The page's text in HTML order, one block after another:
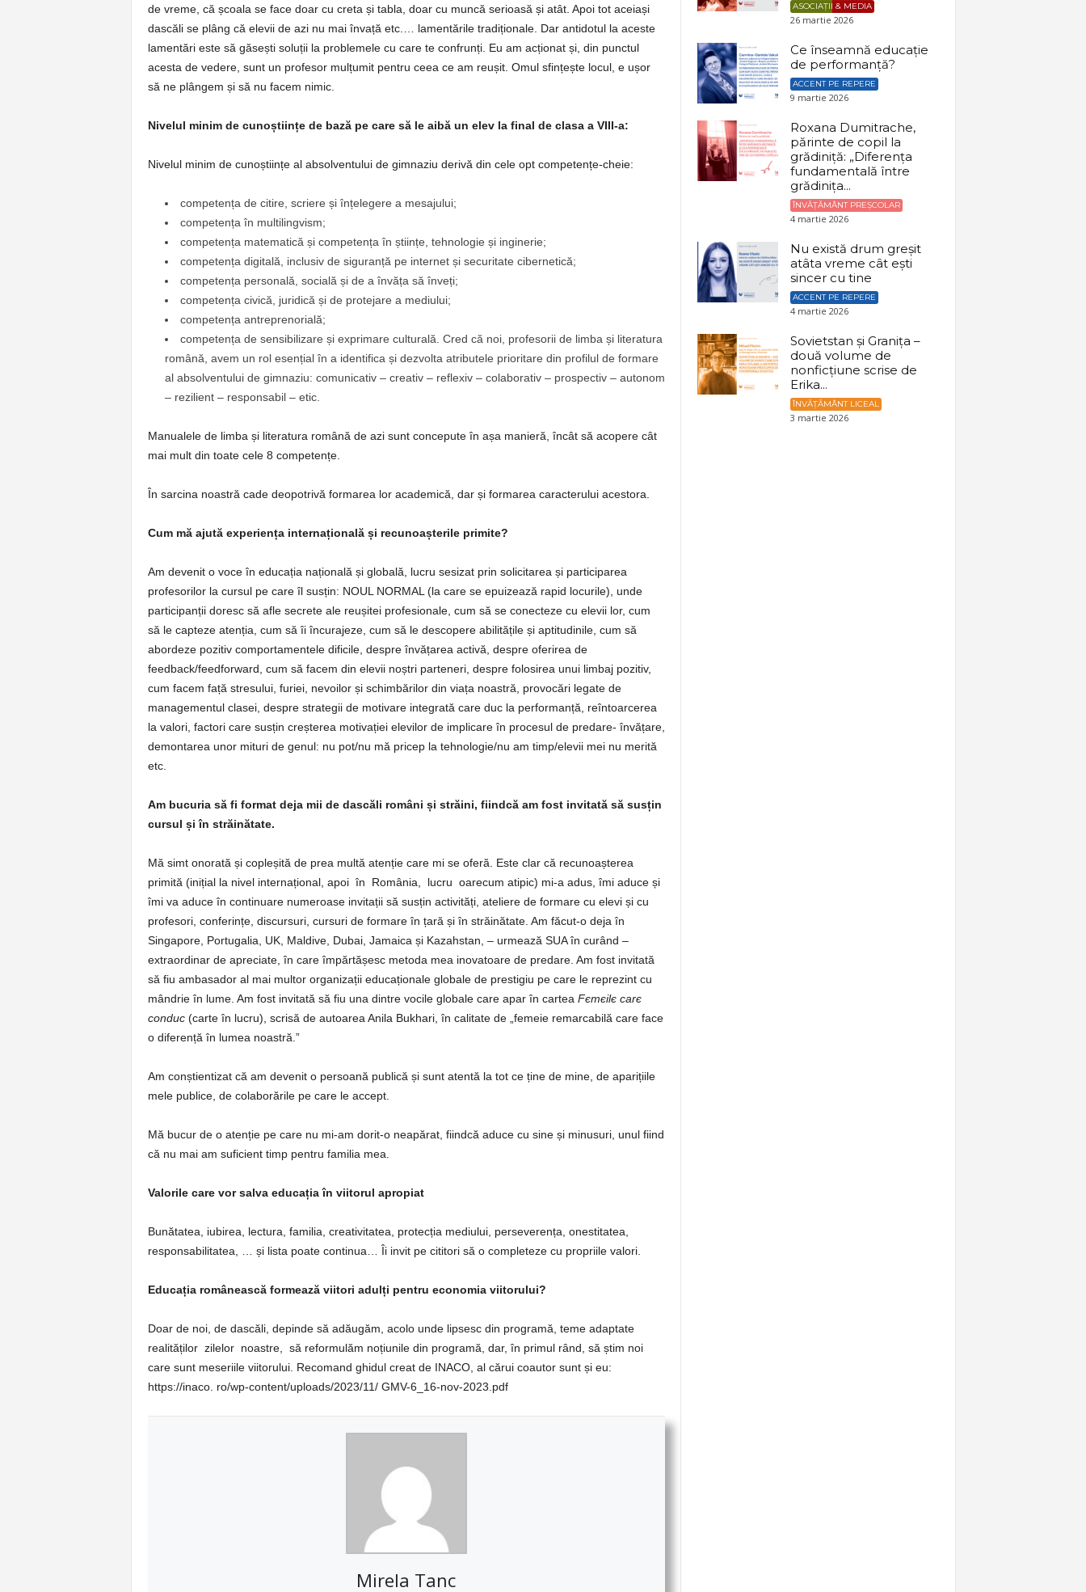
de vreme, că școala se face doar cu creta și tabla, doar cu muncă serioasă și atât. Apoi tot aceiași
dascăli se plâng că elevii de azi nu mai învață etc.… lamentările tradiționale. Dar antidotul la aceste
lamentări este să găsești soluții la problemele cu care te confrunți. Eu am acționat și, din punctul
acesta de vedere, sunt un profesor mulțumit pentru ceea ce am reușit. Omul sfințește locul, e ușor
să ne plângem și să nu facem nimic.
Nivelul minim de cunoștiințe de bază pe care să le aibă un elev la final de clasa a VIII-a:
Nivelul minim de cunoștiințe al absolventului de gimnaziu derivă din cele opt competențe-cheie:
competența de citire, scriere și înțelegere a mesajului;
competența în multilingvism;
competența matematică și competența în științe, tehnologie și inginerie;
competența digitală, inclusiv de siguranță pe internet și securitate cibernetică;
competența personală, socială și de a învăța să înveți;
competența civică, juridică și de protejare a mediului;
competența antreprenorială;
competența de sensibilizare și exprimare culturală. Cred că noi, profesorii de limba și literatura
română, avem un rol esențial în a identifica și dezvolta atributele prioritare din profilul de formare
al absolventului de gimnaziu: comunicativ – creativ – reflexiv – colaborativ – prospectiv – autonom
– rezilient – responsabil – etic.
Manualele de limba și literatura română de azi sunt concepute în așa manieră, încât să acopere cât
mai mult din toate cele 8 competențe.
În sarcina noastră cade deopotrivă formarea lor academică, dar și formarea caracterului acestora.
Cum mă ajută experiența internațională și recunoașterile primite?
Am devenit o voce în educația națională și globală, lucru sesizat prin solicitarea și participarea
profesorilor la cursul pe care îl susțin: NOUL NORMAL (la care se epuizează rapid locurile), unde
participanții doresc să afle secrete ale reușitei profesionale, cum să se conecteze cu elevii lor, cum
să le capteze atenția, cum să îi încurajeze, cum să le descopere abilitățile și aptitudinile, cum să
abordeze pozitiv comportamentele dificile, despre învățarea activă, despre oferirea de
feedback/feedforward, cum să facem din elevii noștri parteneri, despre folosirea unui limbaj pozitiv,
cum facem față stresului, furiei, nevoilor și schimbărilor din viața noastră, provocări legate de
managementul clasei, despre strategii de motivare integrată care duc la performanță, reîntoarcerea
la valori, factori care susțin creșterea motivației elevilor de implicare în procesul de predare- învățare,
demontarea unor mituri de genul: nu pot/nu mă pricep la tehnologie/nu am timp/elevii mei nu merită
etc.
Am bucuria să fi format deja mii de dascăli români și străini, fiindcă am fost invitată să susțin
cursul și în străinătate.
Mă simt onorată și copleșită de prea multă atenție care mi se oferă. Este clar că recunoașterea
primită (inițial la nivel internațional, apoi în România, lucru oarecum atipic) mi-a adus, îmi aduce și
îmi va aduce în continuare numeroase invitații să susțin activități, ateliere de formare cu elevi și cu
profesori, conferințe, discursuri, cursuri de formare în țară și în străinătate. Am făcut-o deja în
Singapore, Portugalia, UK, Maldive, Dubai, Jamaica și Kazahstan, – urmează SUA în curând –
extraordinar de apreciate, în care împărtășesc metoda mea inovatoare de predare. Am fost invitată
să fiu ambasador al mai multor organizații educaționale globale de prestigiu pe care le reprezint cu
mândrie în lume. Am fost invitată să fiu una dintre vocile globale care apar în cartea Fєmєilє carє
conduc (carte în lucru), scrisă de autoarea Anila Bukhari, în calitate de „femeie remarcabilă care face
o diferență în lumea noastră.”
Am conștientizat că am devenit o persoană publică și sunt atentă la tot ce ține de mine, de aparițiile
mele publice, de colaborările pe care le accept.
Mă bucur de o atenție pe care nu mi-am dorit-o neapărat, fiindcă aduce cu sine și minusuri, unul fiind
că nu mai am suficient timp pentru familia mea.
Valorile care vor salva educația în viitorul apropiat
Bunătatea, iubirea, lectura, familia, creativitatea, protecția mediului, perseverența, onestitatea,
responsabilitatea, … și lista poate continua… Îi invit pe cititori să o completeze cu propriile valori.
Educația românească formează viitori adulți pentru economia viitorului?
Doar de noi, de dascăli, depinde să adăugăm, acolo unde lipsesc din programă, teme adaptate
realităților zilelor noastre, să reformulăm noțiunile din programă, dar, în primul rând, să știm noi
care sunt meseriile viitorului. Recomand ghidul creat de INACO, al cărui coautor sunt și eu:
https://inaco. ro/wp-content/uploads/2023/11/ GMV-6_16-nov-2023.pdf
Mirela Tanc
ASOCIAȚII & MEDIA
26 martie 2026
Ce înseamnă educație
de performanță?
ACCENT PE REPERE
9 martie 2026
Roxana Dumitrache,
părinte de copil la
grădiniță: „Diferența
fundamentală între
grădinița...
ÎNVĂȚĂMÂNT PREȘCOLAR
4 martie 2026
Nu există drum greșit
atâta vreme cât ești
sincer cu tine
ACCENT PE REPERE
4 martie 2026
Sovietstan și Granița –
două volume de
nonficțiune scrise de
Erika...
ÎNVĂȚĂMÂNT LICEAL
3 martie 2026